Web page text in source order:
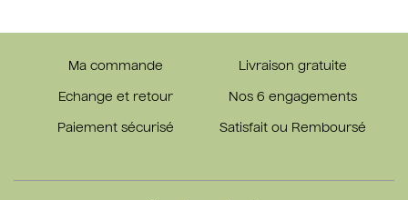
Ma commande Livraison gratuite
Echange et retour Nos 6 engagements
Paiement sécurisé Satisfait ou Remboursé